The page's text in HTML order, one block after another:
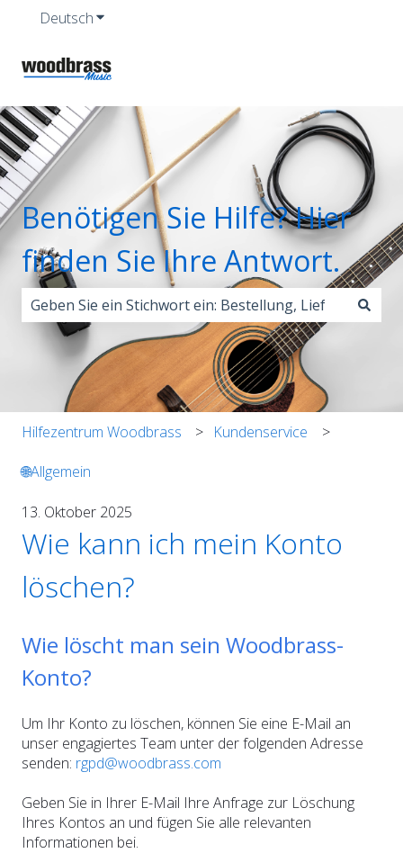
DeutschUntermenü für Übersetzungen anzeigen
Benötigen Sie Hilfe? Hier
finden Sie Ihre Antwort.
Es gibt keine Vorschläge, da das Suchfeld leer ist.
Hilfezentrum Woodbrass Kundenservice
🌐Allgemein
13. Oktober 2025
Wie kann ich mein Konto
löschen?
Wie löscht man sein Woodbrass-
Konto?
Um Ihr Konto zu löschen, können Sie eine E-Mail an
unser engagiertes Team unter der folgenden Adresse
senden: rgpd@woodbrass.com
Geben Sie in Ihrer E-Mail Ihre Anfrage zur Löschung
Ihres Kontos an und fügen Sie alle relevanten
Informationen bei.